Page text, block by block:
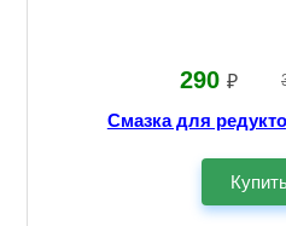
290 ₽
Смазка для